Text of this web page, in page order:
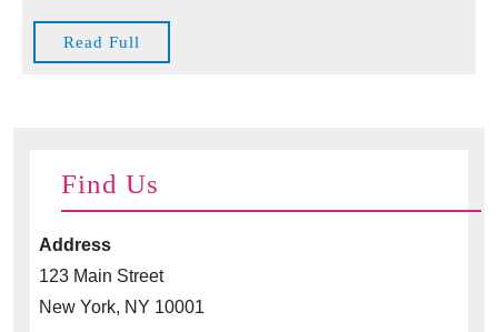
Read Full
Full
Find Us
Address
123 Main Street
New York, NY 10001